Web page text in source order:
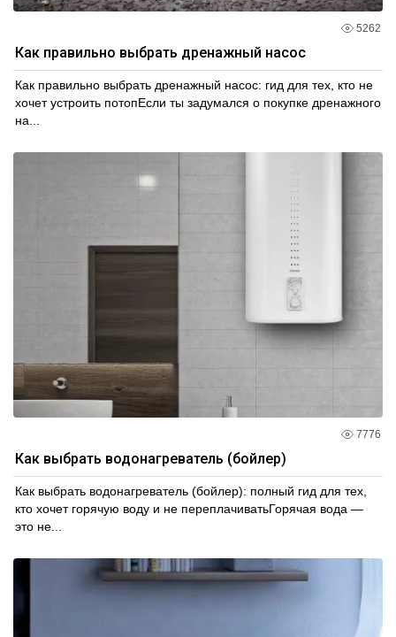
5262
Как правильно выбрать дренажный насос
Как правильно выбрать дренажный насос: гид для тех, кто не
хочет устроить потопЕсли ты задумался о покупке дренажного
на...
7776
Как выбрать водонагреватель (бойлер)
Как выбрать водонагреватель (бойлер): полный гид для тех,
кто хочет горячую воду и не переплачиватьГорячая вода —
это не...